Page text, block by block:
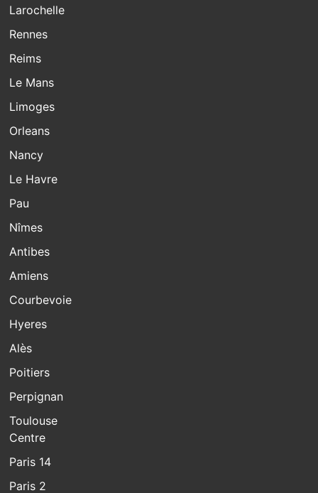
Larochelle
Rennes
Reims
Le Mans
Limoges
Orleans
Nancy
Le Havre
Pau
Nîmes
Antibes
Amiens
Courbevoie
Hyeres
Alès
Poitiers
Perpignan
Toulouse
Centre
Paris 14
Paris 2